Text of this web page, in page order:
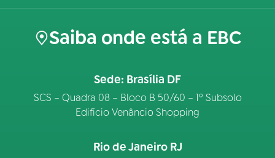
Saiba onde está a EBC
Sede: Brasília DF
SCS – Quadra 08 – Bloco B 50/60 – 1º Subsolo
Edifício Venâncio Shopping
Rio de Janeiro RJ